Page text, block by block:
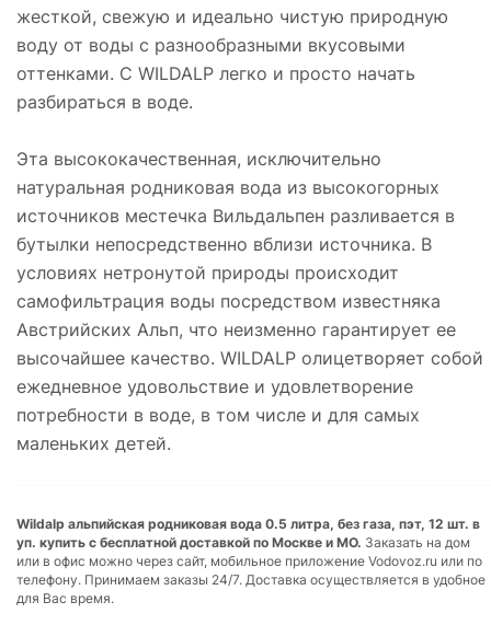
жесткой, свежую и идеально чистую природную
воду от воды с разнообразными вкусовыми
оттенками. С WILDALP легко и просто начать
разбираться в воде.
Эта высококачественная, исключительно
натуральная родниковая вода из высокогорных
источников местечка Вильдальпен разливается в
бутылки непосредственно вблизи источника. В
условиях нетронутой природы происходит
самофильтрация воды посредством известняка
Австрийских Альп, что неизменно гарантирует ее
высочайшее качество. WILDALP олицетворяет собой
ежедневное удовольствие и удовлетворение
потребности в воде, в том числе и для самых
маленьких детей.
Wildalp альпийская родниковая вода 0.5 литра, без газа, пэт, 12 шт. в
уп. купить с бесплатной доставкой по Москве и МО. Заказать на дом
или в офис можно через сайт, мобильное приложение Vodovoz.ru или по
телефону. Принимаем заказы 24/7. Доставка осуществляется в удобное
для Вас время.